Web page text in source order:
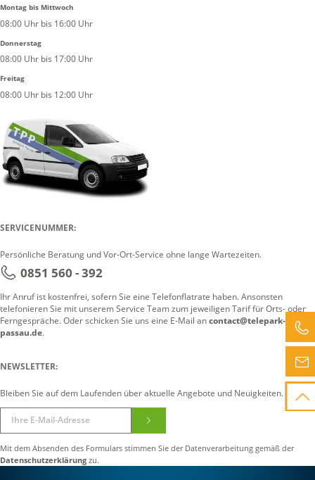
Montag bis Mittwoch
08:00 Uhr bis 16:00 Uhr
Donnerstag
08:00 Uhr bis 17:00 Uhr
Freitag
08:00 Uhr bis 12:00 Uhr
SERVICENUMMER:
Persönliche Beratung und Vor-Ort-Service ohne lange Wartezeiten.
0851 560 - 392
Ihr Anruf ist kostenfrei, sofern Sie eine Telefonflatrate haben. Ansonsten
telefonieren Sie mit unserem Service Team zum jeweiligen Tarif für Orts- oder
Ferngespräche. Oder schicken Sie uns eine E-Mail ancontact@telepark-
passau.de.
NEWSLETTER:
Bleiben Sie auf dem Laufenden über aktuelle Angebote und Neuigkeiten.
Mit dem Absenden des Formulars stimmen Sie der Datenverarbeitung gemäß der
Datenschutzerklärung zu.